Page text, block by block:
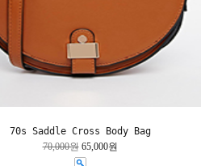
70s Saddle Cross Body Bag
70,000원 65,000원